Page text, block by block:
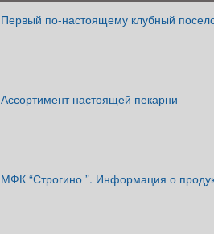
Первый по-настоящему клубный
Ассортимент настоящей пекарни
МФК “Строгино ”. Информация о